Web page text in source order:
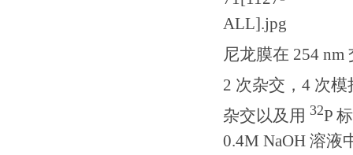
尼龙膜在 254
2 次杂交，4 次
杂交以及用 32P
0.4M NaOH 溶液